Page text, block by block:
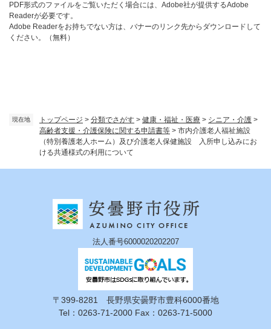
現在地 トップページ > 分類でさがす > 健康・福祉・医療 > シニア・介護 >
高齢者支援・介護保険に関する申請書等 > 市内介護老人福祉施設
（特別養護老人ホーム）及び介護老人保健施設 入所申し込みにお
ける共通様式の利用について
PDF形式のファイルをご覧いただく場合には、Adobe社が提供するAdobe
Readerが必要です。
Adobe Readerをお持ちでない方は、バナーのリンク先からダウンロードして
ください。（無料）
法人番号6000020202207
〒399-8281 長野県安曇野市豊科6000番地
Tel：0263-71-2000 Fax：0263-71-5000